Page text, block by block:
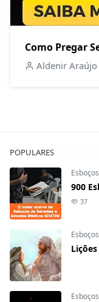
Como Pregar
Aldenir Araújo
POPULARES
900
37